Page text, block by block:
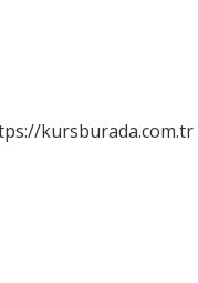
kursburada.com.tr